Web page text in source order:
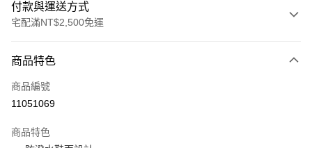
付款與運送方式
宅配滿NT$2,500免運
信用卡一次付款
LINE Pay
相關說明
商品特色
商品編號
11051069
商品特色